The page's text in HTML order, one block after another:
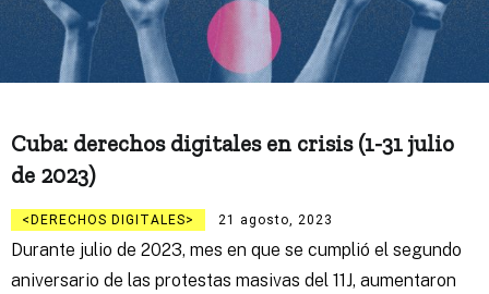
Cuba: derechos digitales en crisis (1-31 julio
de 2023)
DERECHOS DIGITALES 21 agosto, 2023
Durante julio de 2023, mes en que se cumplió el segundo
aniversario de las protestas masivas del 11J, aumentaron